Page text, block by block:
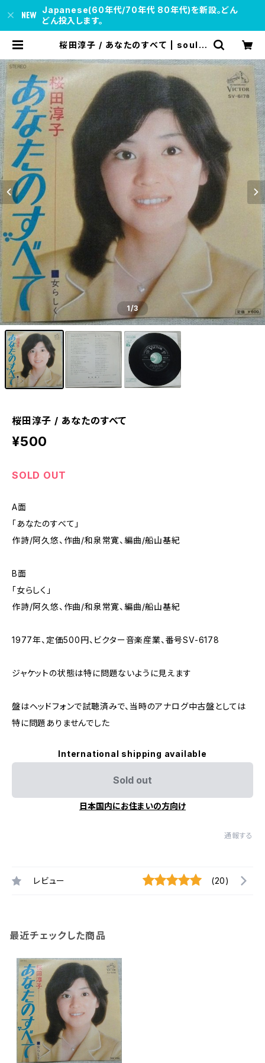
Japanese(60年代/70年代 80年代)を新設。どん
どん投入します。
桜田淳子 / あなたのすべて | soul r
1/3
桜田淳子 / あなたのすべて
¥500
SOLD OUT
A面
「あなたのすべて」
作詩/阿久悠、作曲/和泉常寛、編曲/船山基紀
B面
「女らしく」
作詩/阿久悠、作曲/和泉常寛、編曲/船山基紀
1977年、定価500円、ビクター音楽産業、番号SV-6178
ジャケットの状態は特に問題ないように見えます
盤はヘッドフォンで試聴済みで、当時のアナログ中古盤としては
特に問題ありませんでした
International shipping available
Sold out
日本国内にお住まいの方向け
通報する
レビュー (20)
最近チェックした商品